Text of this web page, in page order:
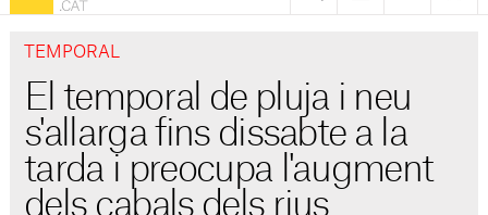
TEMPORAL
El temporal de pluja i neu
s'allarga fins dissabte a la
tarda i preocupa l'augment
dels cabals dels rius